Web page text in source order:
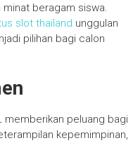
beragam siswa.
slot thailand unggulan
pilihan bagi calon
memberikan peluang bagi
kepemimpinan,